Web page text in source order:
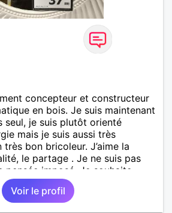
concepteur et constructeur
en bois. Je suis maintenant
seul, je suis plutôt orienté
mais je suis aussi très
bon bricoleur. J’aime la
le partage . Je ne suis pas
pensée imposé. Je souhaite
pour partager,
ensemble et se soutenir
devenir le meilleur de soi-même
Voir le profil